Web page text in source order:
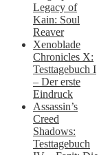
Legacy of
Kain: Soul
Reaver
Xenoblade
Chronicles X:
Testtagebuch I
– Der erste
Eindruck
Assassin’s
Creed
Shadows:
Testtagebuch